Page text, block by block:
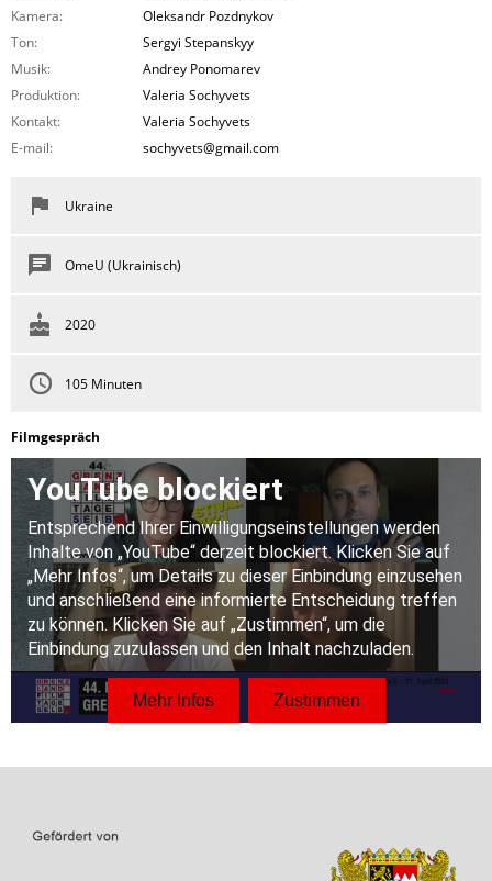
Kamera:
Oleksandr Pozdnykov
Ton:
Sergyi Stepanskyy
Musik:
Andrey Ponomarev
Produktion:
Valeria Sochyvets
Kontakt:
Valeria Sochyvets
E-mail:
sochyvets@gmail.com
Ukraine
OmeU (Ukrainisch)
2020
105 Minuten
Filmgespräch